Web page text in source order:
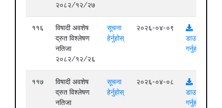
२०८२/१२/२७
११६
विषादी अवशेष
द्रुत विश्लेषण
नतिजा
२०८२/१२/२६
सूचना
हेर्नुहोस्
२०२६-०४-०९
डाउनलोड
गर्नुहोस्
११७
विषादी अवशेष
द्रुत विश्लेषण
नतिजा
सूचना
हेर्नुहोस्
२०२६-०४-०८
डाउनलोड
गर्नुहोस्